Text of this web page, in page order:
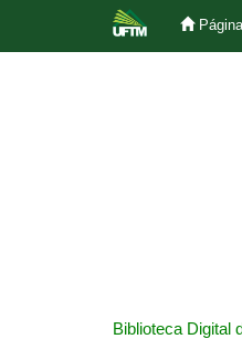
Biblioteca Digital